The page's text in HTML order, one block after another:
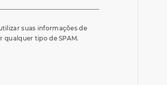
suas informações de
qualquer tipo de SPAM.